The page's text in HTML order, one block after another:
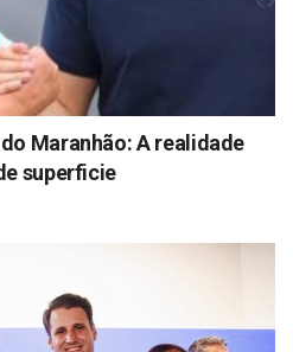
Maranhão: A realidade
superficie